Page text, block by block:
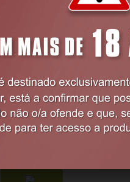
BRINQUEDOS
BOMBA PARA O
TRANSPARENTE
Código:EX16544